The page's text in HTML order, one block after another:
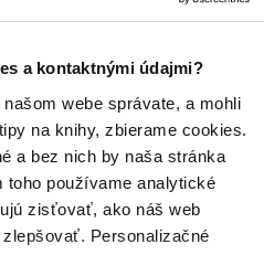
a kontaktnými údajmi?
webe správate, a mohli
na knihy, zbierame cookies.
a bez nich by naša stránka
toho používame analytické
zisťovať, ako náš web
Personalizačné